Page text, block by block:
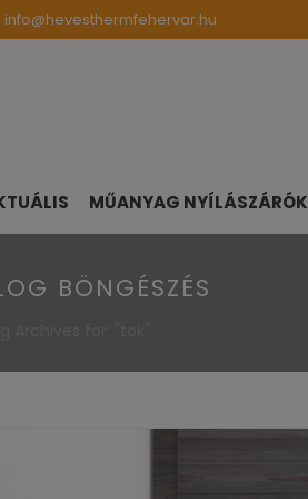
info@hevesthermfehervar.hu
MŰANYAG NYÍLÁSZÁRÓK
BÖNGÉSZÉS